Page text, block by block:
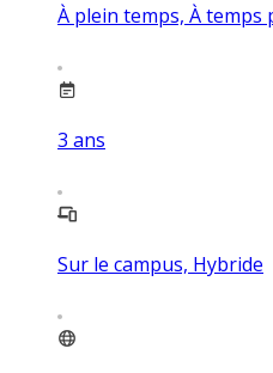
À plein temps, À temps
3 ans
Sur le campus, Hybride